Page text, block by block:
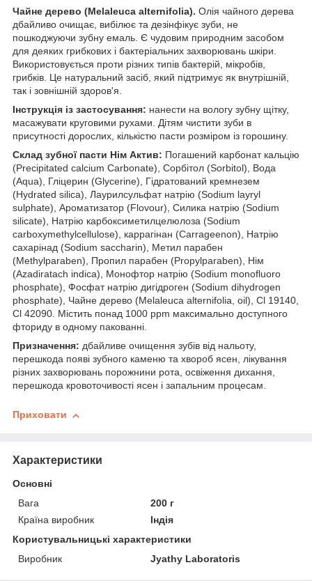
Чайне дерево (Melaleuca alternifolia). Олія чайного дерева
дбайливо очищає, вибілює та дезінфікує зуби, не
пошкоджуючи зубну емаль. Є чудовим природним засобом
для деяких грибкових і бактеріальних захворювань шкіри.
Використовується проти різних типів бактерій, мікробів,
грибків. Це натуральний засіб, який підтримує як внутрішній,
так і зовнішній здоров'я.
Інструкція із застосування: нанести на вологу зубну щітку,
масажувати круговими рухами. Дітям чистити зуби в
присутності дорослих, кількістю пасти розміром із горошину.
Склад зубної пасти Нім Актив: Погашений карбонат кальцію
(Precipitated calcium Carbonate), Сорбітол (Sorbitol), Вода
(Aqua), Гліцерин (Glycerine), Гідратований кремнезем
(Hydrated silica), Лаурилсульфат натрію (Sodium layryl
sulphate), Ароматизатор (Flovour), Силика натрію (Sodium
silicate), Натрію карбоксиметилцелюлоза (Sodium
carboxymethylcellulose), каррагінан (Carrageenon), Натрію
сахарінад (Sodium saccharin), Метил парабен
(Methylparaben), Пропил парабен (Propylparaben), Нім
(Azadiratach indica), Монофтор натрію (Sodium monofluoro
phosphate), Фосфат натрію дигідроген (Sodium dihydrogen
phosphate), Чайне дерево (Melaleuca alternifolia, oil), Cl 19140,
Cl 42090. Містить понад 1000 ppm максимально доступного
фториду в одному пакованні.
Призначення: дбайливе очищення зубів від нальоту,
перешкода появі зубного каменю та хвороб ясен, лікування
різних захворювань порожнини рота, освіження дихання,
перешкода кровоточивості ясен і запальним процесам.
Приховати
Характеристики
Основні
Вага
200 г
Країна виробник
Індія
Користувальницькі характеристики
Виробник
Jyathy Laboratoris